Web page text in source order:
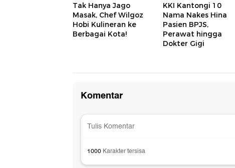
Tak Hanya Jago
Masak, Chef Wilgoz
Hobi Kulineran ke
Berbagai Kota!
KKI Kantongi 10
Nama Nakes Hina
Pasien BPJS,
Perawat hingga
Dokter Gigi